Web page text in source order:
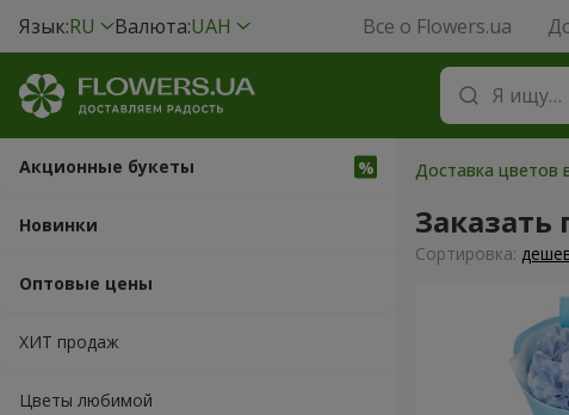
Язык:RU Валюта:UAH Все о Flowers.ua
Акционные букеты
Новинки
Оптовые цены
ХИТ продаж
Цветы любимой
Доставка цветов
Заказать
Cортировка: